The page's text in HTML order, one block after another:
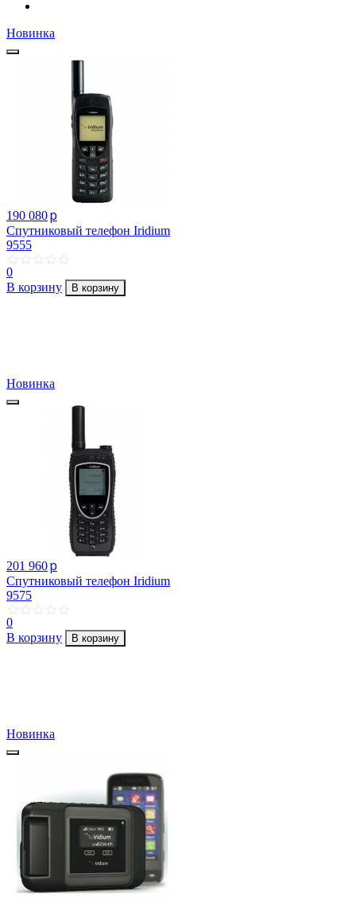
Новинка
190 080p
Спутниковый телефон Iridium
9555
0
В корзину
В корзину
Новинка
201 960p
Спутниковый телефон Iridium
9575
0
В корзину
В корзину
Новинка